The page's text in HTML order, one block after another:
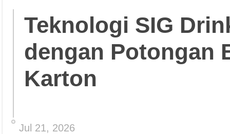
Teknologi SIG
dengan Potongan
Karton
Jul 21, 2026